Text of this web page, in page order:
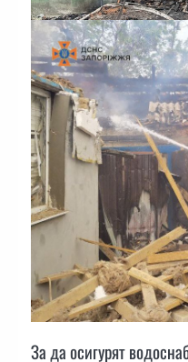
За да осигурят